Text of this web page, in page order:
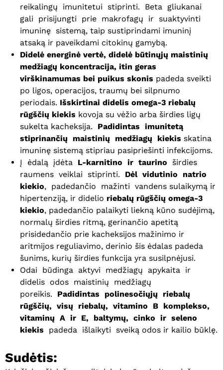
reikalingų imunitetui stiprinti. Beta gliukanai
gali prisijungti prie makrofagų ir suaktyvinti
imuninę sistemą, taip sustiprindami imuninį
atsaką ir paveikdami citokinų gamybą.
Didelė energinė vertė, didelė būtinųjų maistinių
medžiagų koncentracija, itin geras
virškinamumas bei puikus skonis padeda sveikti
po ligos, operacijos, traumų bei silpnumo
periodais. Išskirtinai didelis omega-3 riebalų
rūgščių kiekis kovoja su vėžio arba širdies ligų
sukelta kacheksija. Padidintas imunitetą
stiprinančių maistinių medžiagų kiekis skatina
imuninę sistemą stipriau pasipriešinti infekcijoms.
Į ėdalą įdėta L-karnitino ir taurino širdies
raumens veiklai stiprinti. Dėl vidutinio natrio
kiekio, padedančio mažinti vandens sulaikymą ir
hipertenziją, ir didelio riebalų rūgščių omega-3
kiekio, padedančio palaikyti liekną kūno sudėjimą,
normalų širdies ritmą, gerinančio apetitą
prisidedančio prie kacheksijos mažinimo ir
aritmijos reguliavimo, derinio šis ėdalas padeda
šunims, kurių širdies funkcija yra susilpnėjusi.
Odai būdinga aktyvi medžiagų apykaita ir
didelis odos maistinių medžiagų
poreikis. Padidintas polinesočiųjų riebalų
rūgščių, visų riebalų, vitamino B komplekso,
vitaminų A ir E, baltymų, cinko ir seleno
kiekis padeda išlaikyti sveiką odos ir kailio būklę.
Sudėtis: